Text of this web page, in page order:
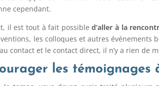
cependant.
il est tout à fait possibled’aller à la
les colloques et autres événements
contact et le contact direct, il n’y a rien de
les témoignages